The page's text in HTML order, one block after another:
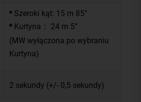
Szeroki kąt: 15 m 85°
Kurtyna： 24 m 5°
(MW wyłączona po wybraniu
Kurtyna)
2 sekundy (+/- 0,5 sekundy)